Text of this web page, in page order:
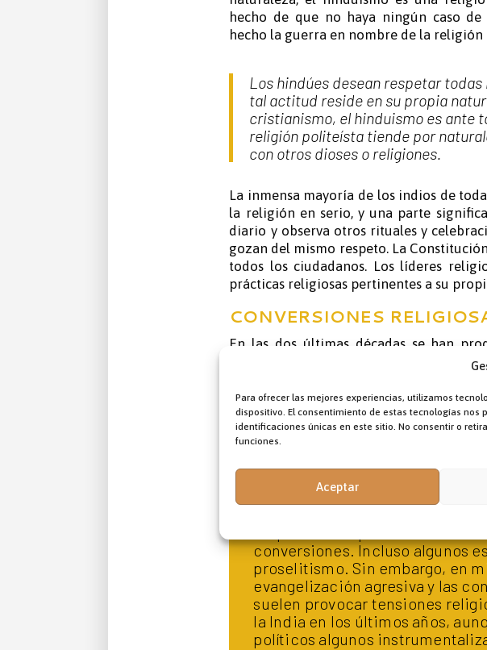
Para ofrecer las mejores experiencias, utilizamos
dispositivo. El consentimiento de estas tecnologías
identificaciones únicas en este sitio. No consentir o
funciones.
Aceptar
hecho de que no haya ningún caso
hecho la guerra en nombre de la religión
Los hindúes desean respetar
tal actitud reside en su propia
cristianismo, el hinduismo es ante
religión politeísta tiende por
con otros dioses o religiones.
La inmensa mayoría de los indios de
la religión en serio, y una parte
diario y observa otros rituales y
gozan del mismo respeto. La
todos los ciudadanos. Los líderes
prácticas religiosas pertinentes a su
CONVERSIONES
En las dos últimas décadas se han
cristianismo debido a las
castas inferiores las que se alejan
especialmente el cristianismo.
A la luz de estas conversiones,
conciencia entre los hindúes
empezaron a oponerse con
conversiones. Incluso algunos
proselitismo. Sin embargo, en
evangelización agresiva y las
suelen provocar tensiones
la India en los últimos años,
políticos algunos